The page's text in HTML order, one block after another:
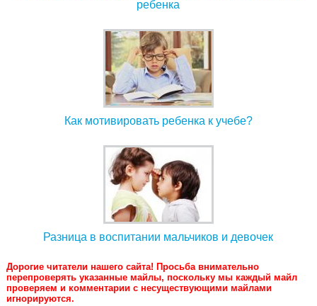
ребенка
Как мотивировать ребенка к учебе?
Разница в воспитании мальчиков и девочек
Дорогие читатели нашего сайта! Просьба внимательно
перепроверять указанные майлы, поскольку мы каждый майл
проверяем и комментарии с несуществующими майлами
игнорируются.